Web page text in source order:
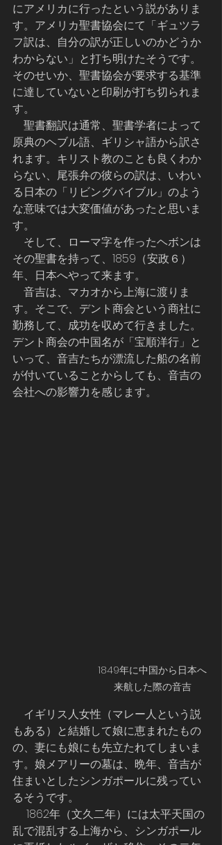
にアメリカに行ったという説がありま
す。アメリカ聖書協会にて「ギュツラ
フ訳は、自分の訳が正しいのかどうか
わからない」と打ち明けたそうです。
そのせいか、聖書協会が要求する基準
に達していないと印刷が打ち切られま
す。
原典のヘブル語、ギリシャ語から訳さ
れます。キリスト教のことも良くわか
らない、尾張弁の彼らの訳は、いわい
る日本の「リビングバイブル」のよう
な意味では大変価値があったと思いま
す。
その聖書を持って、1859（安政６）
年、日本へやって来ます。
す。そこで、デント商会という商社に
勤務して、成功を収めて行きました。
デント商会の中国名が「宝順洋行」と
いって、音吉たちが漂流した船の名前
が付いていることからしても、音吉の
会社への影響力を感じます。
1849年に中国から日本へ
来航した際の音吉
もある）と結婚して娘に恵まれたもの
の、妻にも娘にも先立たれてしまいま
す。娘メアリーの墓は、晩年、音吉が
住まいとしたシンガポールに残ってい
るそうです。
乱で混乱する上海から、シンガポール